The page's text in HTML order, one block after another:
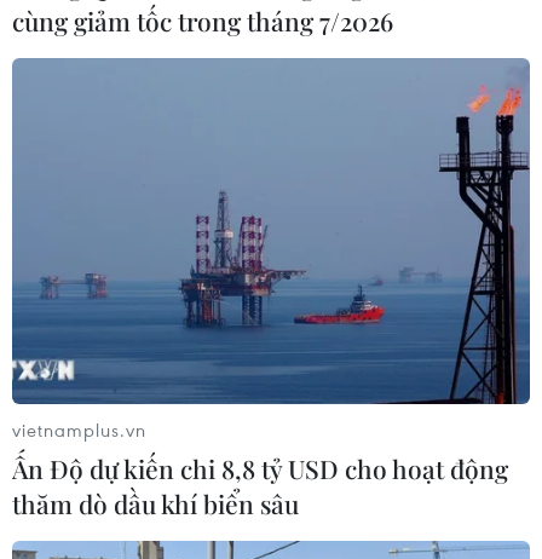
kỷ nguyên phát triển mới của dân tộc Việt Nam” và “Tự
Gần 800 phóng viên tác
nghiệp tại Lễ kỷ niệm 50 năm Ngày thống
cùng giảm tốc trong tháng 7/2026
vietnamplus.vn
Ấn Độ dự kiến chi 8,8 tỷ USD cho hoạt động
thăm dò dầu khí biển sâu